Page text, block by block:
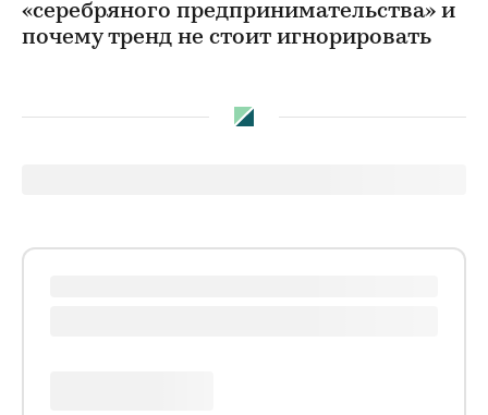
«серебряного предпринимательства» и
почему тренд не стоит игнорировать